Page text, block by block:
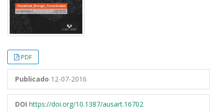
PDF
Publicado 12-07-2016
DOI https://doi.org/10.1387/ausart.16702